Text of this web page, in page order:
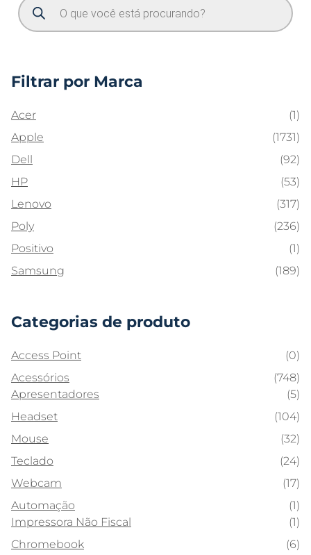
Filtrar por Marca
Acer
(1)
Apple
(1731)
Dell
(92)
HP
(53)
Lenovo
(317)
Poly
(236)
Positivo
(1)
Samsung
(189)
Categorias de produto
Access Point
(0)
Acessórios
(748)
Apresentadores
(5)
Headset
(104)
Mouse
(32)
Teclado
(24)
Webcam
(17)
Automação
(1)
Impressora Não Fiscal
(1)
Chromebook
(6)